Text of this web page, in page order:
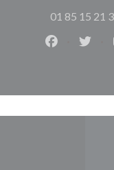
01 85 15 21
Facebook